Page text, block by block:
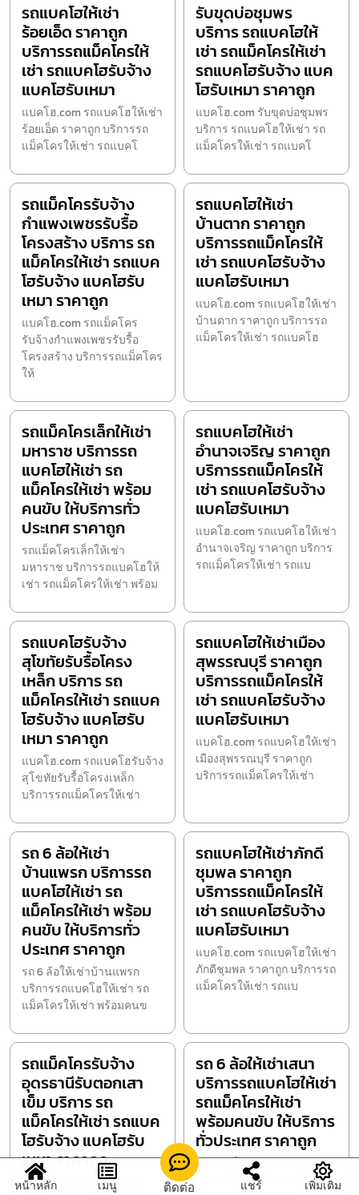
รถแบคโฮให้เช่า
ร้อยเอ็ด ราคาถูก
บริการรถแม็คโครให้
เช่า รถแบคโฮรับจ้าง
แบคโฮรับเหมา
แบคโฮ.com รถแบคโฮให้เช่า
ร้อยเอ็ด ราคาถูก บริการรถ
แม็คโครให้เช่า รถแบคโ
รับขุดบ่อชุมพร
บริการ รถแบคโฮให้
เช่า รถแม็คโครให้เช่า
รถแบคโฮรับจ้าง แบค
โฮรับเหมา ราคาถูก
แบคโฮ.com รับขุดบ่อชุมพร
บริการ รถแบคโฮให้เช่า รถ
แม็คโครให้เช่า รถแบคโ
รถแม็คโครรับจ้าง
กำแพงเพชรรับรื้อ
โครงสร้าง บริการ รถ
แม็คโครให้เช่า รถแบค
โฮรับจ้าง แบคโฮรับ
เหมา ราคาถูก
แบคโฮ.com รถแม็คโคร
รับจ้างกำแพงเพชรรับรื้อ
โครงสร้าง บริการรถแม็คโคร
ให้
รถแบคโฮให้เช่า
บ้านตาก ราคาถูก
บริการรถแม็คโครให้
เช่า รถแบคโฮรับจ้าง
แบคโฮรับเหมา
แบคโฮ.com รถแบคโฮให้เช่า
บ้านตาก ราคาถูก บริการรถ
แม็คโครให้เช่า รถแบคโฮ
รถแม็คโครเล็กให้เช่า
มหาราช บริการรถ
แบคโฮให้เช่า รถ
แม็คโครให้เช่า พร้อม
คนขับ ให้บริการทั่ว
ประเทศ ราคาถูก
รถแม็คโครเล็กให้เช่า
มหาราช บริการรถแบคโฮให้
เช่า รถแม็คโครให้เช่า พร้อม
รถแบคโฮให้เช่า
อำนาจเจริญ ราคาถูก
บริการรถแม็คโครให้
เช่า รถแบคโฮรับจ้าง
แบคโฮรับเหมา
แบคโฮ.com รถแบคโฮให้เช่า
อำนาจเจริญ ราคาถูก บริการ
รถแม็คโครให้เช่า รถแบ
รถแบคโฮรับจ้าง
สุโขทัยรับรื้อโครง
เหล็ก บริการ รถ
แม็คโครให้เช่า รถแบค
โฮรับจ้าง แบคโฮรับ
เหมา ราคาถูก
แบคโฮ.com รถแบคโฮรับจ้าง
สุโขทัยรับรื้อโครงเหล็ก
บริการรถแม็คโครให้เช่า
รถแบคโฮให้เช่าเมือง
สุพรรณบุรี ราคาถูก
บริการรถแม็คโครให้
เช่า รถแบคโฮรับจ้าง
แบคโฮรับเหมา
แบคโฮ.com รถแบคโฮให้เช่า
เมืองสุพรรณบุรี ราคาถูก
บริการรถแม็คโครให้เช่า
รถ 6 ล้อให้เช่า
บ้านแพรก บริการรถ
แบคโฮให้เช่า รถ
แม็คโครให้เช่า พร้อม
คนขับ ให้บริการทั่ว
ประเทศ ราคาถูก
รถ 6 ล้อให้เช่าบ้านแพรก
บริการรถแบคโฮให้เช่า รถ
แม็คโครให้เช่า พร้อมคนข
รถแบคโฮให้เช่าภักดี
ชุมพล ราคาถูก
บริการรถแม็คโครให้
เช่า รถแบคโฮรับจ้าง
แบคโฮรับเหมา
แบคโฮ.com รถแบคโฮให้เช่า
ภักดีชุมพล ราคาถูก บริการรถ
แม็คโครให้เช่า รถแบ
รถแม็คโครรับจ้าง
อุดรธานีรับตอกเสา
เข็ม บริการ รถ
แม็คโครให้เช่า รถแบค
โฮรับจ้าง แบคโฮรับ
เหมา ราคาถูก
แบคโฮ.com รถแม็คโคร
รถ 6 ล้อให้เช่าเสนา
บริการรถแบคโฮให้เช่า
รถแม็คโครให้เช่า
พร้อมคนขับ ให้บริการ
ทั่วประเทศ ราคาถูก
รถ 6 ล้อให้เช่าเสนา บริการ
รถแบคโฮให้เช่า รถแม็คโคร
หน้าหลัก เมนู ติดต่อ แชร์ เพิ่มเติม